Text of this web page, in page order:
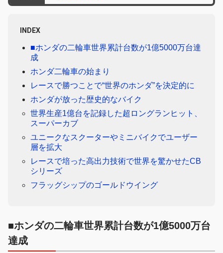
INDEX
■ホンダの二輪車世界累計台数が1億5000万台達
成
ホンダ二輪車の始まり
レースで勝つことで“世界のホンダ”を決定的に
ホンダが放った歴史的なバイク
世界生産1億台を記録した超ロングランヒット、
スーパーカブ
ユニークなスクーターやミニバイクでユーザー
層を拡大
レースで培った高出力技術で世界を驚かせたCB
シリーズ
フラッグシップのゴールドウイング
■ホンダの二輪車世界累計台数が1億5000万台
達成